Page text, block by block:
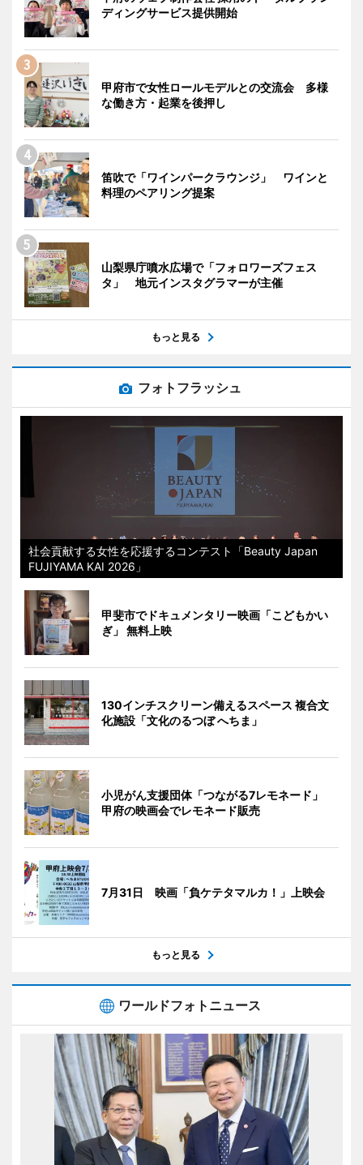
ディングサービス提供開始
甲府市で女性ロールモデルとの交流会 多様
な働き方・起業を後押し
笛吹で「ワインパークラウンジ」 ワインと
料理のペアリング提案
山梨県庁噴水広場で「フォロワーズフェス
タ」 地元インスタグラマーが主催
もっと見る
フォトフラッシュ
社会貢献する女性を応援するコンテスト「Beauty Japan
FUJIYAMA KAI 2026」
甲斐市でドキュメンタリー映画「こどもかい
ぎ」 無料上映
130インチスクリーン備えるスペース 複合文
化施設「文化のるつぼ へちま」
小児がん支援団体「つながる7レモネード」
甲府の映画会でレモネード販売
7月31日 映画「負ケテタマルカ！」上映会
もっと見る
ワールドフォトニュース